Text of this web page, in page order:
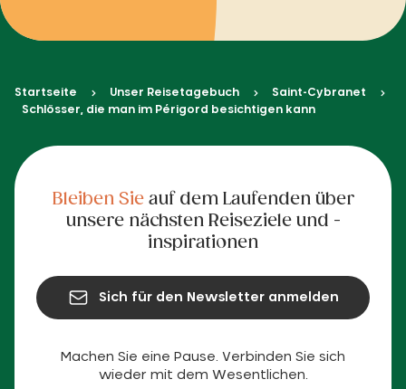
Startseite Unser Reisetagebuch
Saint-Cybranet
Schlösser, die man im Périgord besichtigen kann
Machen Sie eine Pause. Verbinden Sie sich
wieder mit dem Wesentlichen.
Bleiben Sieauf dem Laufenden über
unsere nächsten Reiseziele und -
inspirationen
Sich für den Newsletter anmelden